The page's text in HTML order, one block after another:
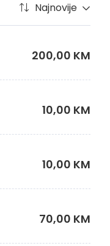
Najnovije
200,00 KM
10,00 KM
10,00 KM
70,00 KM